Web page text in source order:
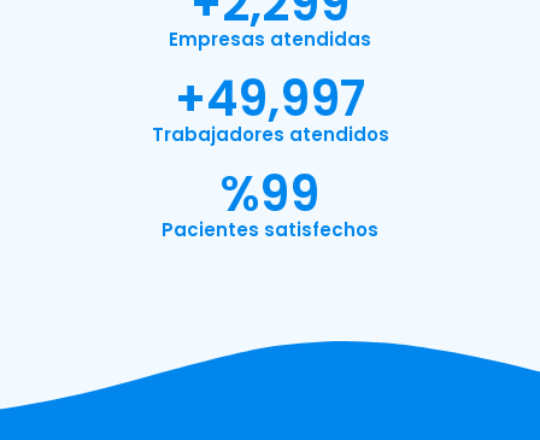
Empresas atendidas
Trabajadores atendidos
+49,999
Pacientes satisfechos
%100